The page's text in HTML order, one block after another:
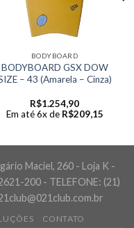
BODYBOARD
BODYBOARD GSX DOW
– 43 (Amarela – Cinza)
R$1.254,90
Em até 6x de R$209,15
Maciel, 260 - Loja K -
200 - TELEFONE: (21)
CONTATO